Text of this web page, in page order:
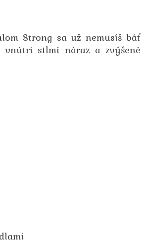
Strong sa už nemusíš báť
vnútri stlmí náraz a zvýšené